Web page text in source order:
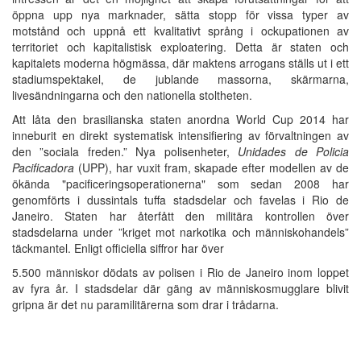
öppna upp nya marknader, sätta stopp för vissa typer av
motstånd och uppnå ett kvalitativt språng i ockupationen av
territoriet och kapitalistisk exploatering. Detta är staten och
kapitalets moderna högmässa, där maktens arrogans ställs ut i ett
stadiumspektakel, de jublande massorna, skärmarna,
livesändningarna och den nationella stoltheten.
Att låta den brasilianska staten anordna World Cup 2014 har
inneburit en direkt systematisk intensifiering av förvaltningen av
den ”sociala freden.” Nya polisenheter, Unidades de Policia
Pacificadora (UPP), har vuxit fram, skapade efter modellen av de
ökända "pacificeringsoperationerna" som sedan 2008 har
genomförts i dussintals tuffa stadsdelar och favelas i Rio de
Janeiro. Staten har återfått den militära kontrollen över
stadsdelarna under ”kriget mot narkotika och människohandels”
täckmantel. Enligt officiella siffror har över
5.500 människor dödats av polisen i Rio de Janeiro inom loppet
av fyra år. I stadsdelar där gäng av människosmugglare blivit
gripna är det nu paramilitärerna som drar i trådarna.